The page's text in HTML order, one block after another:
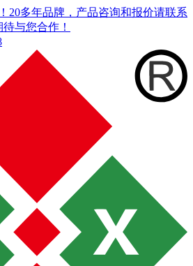
20多年品牌，产品咨询和报价请联系
与您合作！